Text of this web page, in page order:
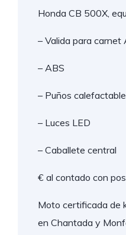
Honda CB 500X,
– Valida para carnet
– ABS
– Puños
– Luces LED
– Caballete central
€ al contado con
Moto certificada de
en Chantada y